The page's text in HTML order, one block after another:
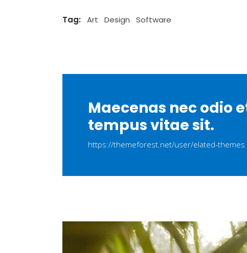
Tag: Art Design Software
Maecenas nec odio
tempus vitae sit.
https://themeforest.net/user/elated-themes